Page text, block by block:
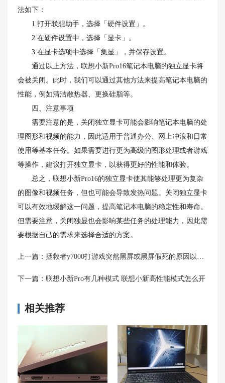
法如下：
1.打开联想助手，选择「硬件设置」。
2.在硬件设置中，选择「显卡」。
3.在显卡选项中选择「集显」，并保存设置。
通过以上方法，联想小新Pro16笔记本电脑的独立显卡将
会被关闭。此时，我们可以通过其他方法来提高笔记本电脑的
性能，例如清洁散热器、更换硅脂等。
四、注意事项
需要注意的是，关闭独立显卡可能会影响笔记本电脑的处
理图形和视频的能力，因此适用于普通办公、网上冲浪和日常
使用等基本任务。如果需要进行更为高级的图形处理或者游戏
等操作，建议打开独立显卡，以获得更好的性能和体验。
总之，联想小新Pro16的独立显卡使其能够处理更为复杂
的图像和视频任务，但也可能会导致发热问题。关闭独立显卡
可以有效地缓解这一问题，提高笔记本电脑的稳定性和寿命。
但需要注意，关闭独显也会影响某些任务的处理能力，因此需
要根据自己的需求来选择合适的方案。
上一篇： 拯救者y7000打游戏突然黑屏或黑屏假死的原因以及解决方法
下一篇： 联想小新Pro有几种模式 联想小新高性能模式怎么开
相关推荐